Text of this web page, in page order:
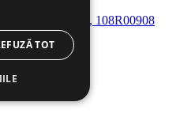
PHASER 3140, 108R00908
TOT